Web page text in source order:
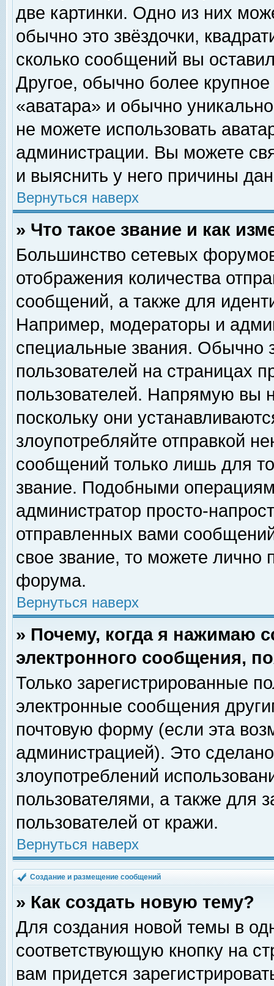
две картинки. Одно из них
обычно это звёздочки,
сколько сообщений вы
Другое, обычно более
«аватара» и обычно
не можете использовать
администрации. Вы можете
и выяснить у него причины
Вернуться наверх
» Что такое звание и как
Большинство сетевых
отображения количества
сообщений, а также для
Например, модераторы и
специальные звания. Обычно
пользователей на страницах
пользователей. Напрямую вы
поскольку они
злоупотребляйте отправкой
сообщений только лишь для
звание. Подобными
администратор просто-
отправленных вами
свое звание, то можете лично
форума.
Вернуться наверх
» Почему, когда я нажимаю
электронного сообщения,
Только зарегистрированные
электронные сообщения
почтовую форму (если эта
администрацией). Это
злоупотреблений
пользователями, а также для
пользователей от кражи.
Вернуться наверх
Создание и размещение сообщений
» Как создать новую тему?
Для создания новой темы в
соответствующую кнопку на
вам придется